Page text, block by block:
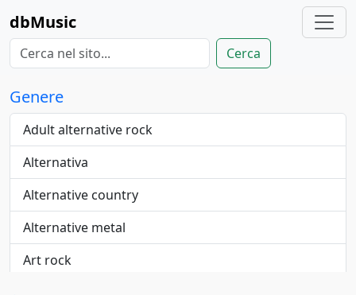
dbMusic
Cerca
Genere
Adult alternative rock
Alternativa
Alternative country
Alternative metal
Art rock